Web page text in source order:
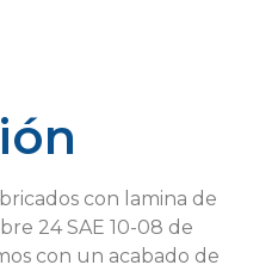
con lamina de
24 SAE 10-08 de
con un acabado de